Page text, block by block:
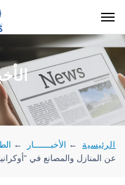
الرئيسية ← الأخبـــــــار ←
عن المنازل والمصانع في